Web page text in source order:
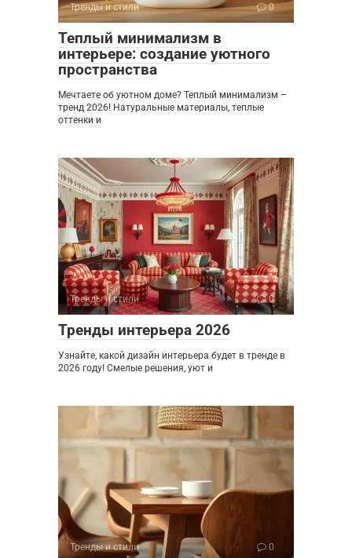
Тренды и стили 0
Теплый минимализм в
интерьере: создание уютного
пространства
Мечтаете об уютном доме? Теплый минимализм –
тренд 2026! Натуральные материалы, теплые
оттенки и
Тренды и стили 0
Тренды интерьера 2026
Узнайте, какой дизайн интерьера будет в тренде в
2026 году! Смелые решения, уют и
Тренды и стили 0